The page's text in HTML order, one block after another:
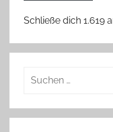
Schließe dich 1.619
Suchen